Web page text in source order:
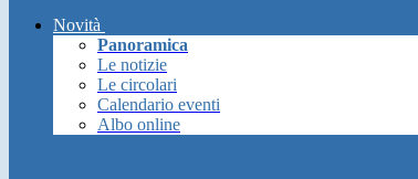
Novità
Panoramica
Le notizie
Le circolari
Calendario eventi
Albo online